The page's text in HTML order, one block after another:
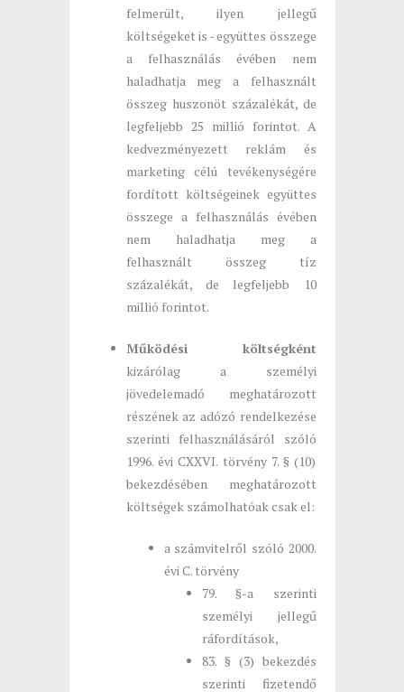
felmerült, ilyen jellegű
költségeket is - együttes összege
a felhasználás évében nem
haladhatja meg a felhasznált
összeg huszonöt százalékát, de
legfeljebb 25 millió forintot. A
kedvezményezett reklám és
marketing célú tevékenységére
fordított költségeinek együttes
összege a felhasználás évében
nem haladhatja meg a
felhasznált összeg tíz
százalékát, de legfeljebb 10
millió forintot.
Működési költségként
kizárólag a személyi
jövedelemadó meghatározott
részének az adózó rendelkezése
szerinti felhasználásáról szóló
1996. évi CXXVI. törvény 7. § (10)
bekezdésében meghatározott
költségek számolhatóak csak el:
a számvitelről szóló 2000.
évi C. törvény
79. §-a szerinti
személyi jellegű
ráfordítások,
83. § (3) bekezdés
szerinti fizetendő